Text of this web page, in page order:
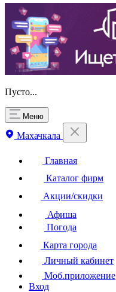
Пусто...
Меню
Махачкала
Главная
Каталог фирм
Акции/скидки
Афиша
Погода
Карта города
Личный кабинет
Моб.приложение
Вход